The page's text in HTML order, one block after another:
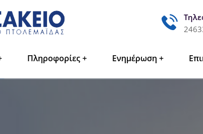
Πληροφορίες Ενημέρωση